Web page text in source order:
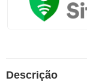
Descrição